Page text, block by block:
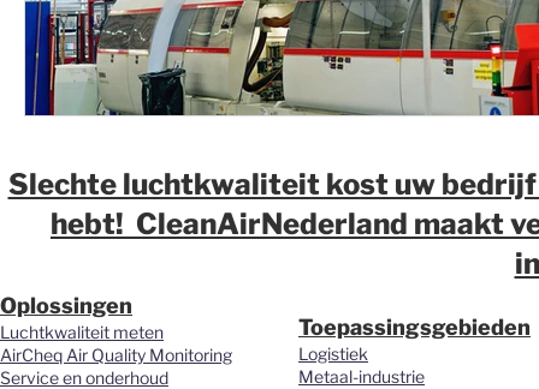
Slechte luchtkwaliteit kost uw bedrijf
hebt! CleanAirNederland maakt
Oplossingen
Luchtkwaliteit meten
AirCheq Air Quality Monitoring
Service en onderhoud
Toepassingsgebieden
Logistiek
Metaal-industrie